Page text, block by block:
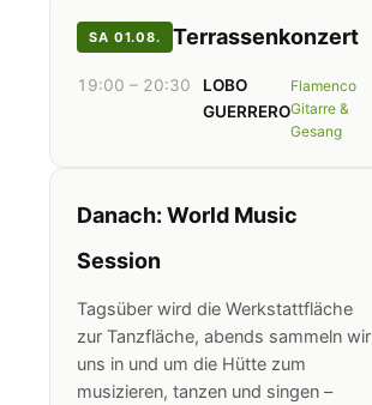
SA 01.08. Terrassenkonzert
19:00 – 20:30
LOBO
GUERRERO
Flamenco
Gitarre &
Gesang
Danach: World Music
Session
Tagsüber wird die Werkstattfläche
zur Tanzfläche, abends sammeln wir
uns in und um die Hütte zum
musizieren, tanzen und singen –